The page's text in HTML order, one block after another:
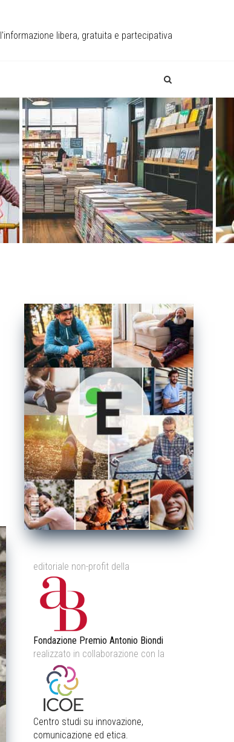
l'informazione libera, gratuita e partecipativa
editoriale non-profit della
Fondazione Premio Antonio Biondi
realizzato in collaborazione con la
Centro studi su innovazione,
comunicazione ed etica.